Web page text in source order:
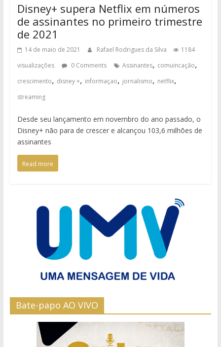
Disney+ supera Netflix em números
de assinantes no primeiro trimestre
de 2021
14 de maio de 2021 Rafael Rodrigues da Silva
1184
visualizações
0 Comments Assinantes, comuincação,
crescimento, disney +, informaçao, jornalismo, netflix,
streaming
Desde seu lançamento em novembro do ano passado, o
Disney+ não para de crescer e alcançou 103,6 milhões de
assinantes
Read more
Bate-papo AO VIVO